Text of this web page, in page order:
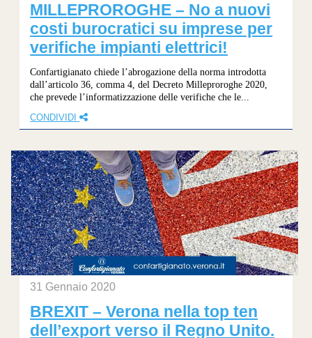
MILLEPROROGHE – No a nuovi
costi burocratici su imprese per
verifiche impianti elettrici!
Confartigianato chiede l’abrogazione della norma introdotta
dall’articolo 36, comma 4, del Decreto Milleproroghe 2020,
che prevede l’informatizzazione delle verifiche che le...
CONDIVIDI
31 Gennaio 2020
BREXIT – Verona nella top ten
dell’export verso il Regno Unito.